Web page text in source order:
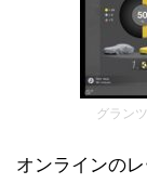
グラン
オンラインの